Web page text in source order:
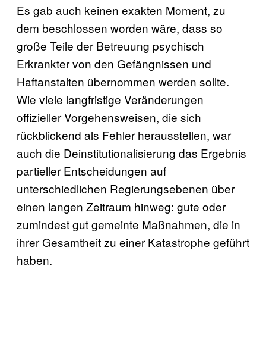
Es gab auch keinen exakten Moment, zu
dem beschlossen worden wäre, dass so
große Teile der Betreuung psychisch
Erkrankter von den Gefängnissen und
Haftanstalten übernommen werden sollte.
Wie viele langfristige Veränderungen
offizieller Vorgehensweisen, die sich
rückblickend als Fehler herausstellen, war
auch die Deinstitutionalisierung das Ergebnis
partieller Entscheidungen auf
unterschiedlichen Regierungsebenen über
einen langen Zeitraum hinweg: gute oder
zumindest gut gemeinte Maßnahmen, die in
ihrer Gesamtheit zu einer Katastrophe geführt
haben.